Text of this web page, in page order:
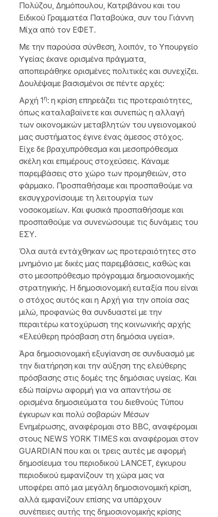
Πολύζου, Δημόπουλου, Κατριβάνου και του
Ειδικού Γραμματέα Παταβούκα, συν του Γιάννη
Μίχα από τον ΕΦΕΤ.
Με την παρούσα σύνθεση, λοιπόν, το Υπουργείο
Υγείας έκανε ορισμένα πράγματα,
αποπειράθηκε ορισμένες πολιτικές και συνεχίζει.
Δουλέψαμε βασισμένοι σε πέντε αρχές:
Αρχή 1 η: η κρίση επηρεάζει τις προτεραιότητες,
όπως καταλαβαίνετε και συνεπώς η αλλαγή
των οικονομικών μεταβλητών του υγειονομικού
μας συστήματος έγινε ένας άμεσος στόχος.
Είχε δε βραχυπρόθεσμα και μεσοπρόθεσμα
σκέλη και επιμέρους στοχεύσεις. Κάναμε
παρεμβάσεις στο χώρο των προμηθειών, στο
φάρμακο. Προσπαθήσαμε και προσπαθούμε να
εκσυγχρονίσουμε τη λειτουργία των
νοσοκομείων. Και φυσικά προσπαθήσαμε και
προσπαθούμε να συνενώσουμε τις δυνάμεις του
ΕΣΥ.
Όλα αυτά εντάχθηκαν ως προτεραιότητες στο
μνημόνιο με δικές μας παρεμβάσεις, καθώς και
στο μεσοπρόθεσμο πρόγραμμα δημοσιονομικής
στρατηγικής. Η δημοσιονομική ευταξία που είναι
ο στόχος αυτός και η Αρχή για την οποία σας
μιλώ, προφανώς θα συνδυαστεί με την
περαιτέρω κατοχύρωση της κοινωνικής αρχής
«Ελεύθερη πρόσβαση στη δημόσια υγεία».
Άρα δημοσιονομική εξυγίανση σε συνδυασμό με
την διατήρηση και την αύξηση της ελεύθερης
πρόσβασης στις δομές της δημόσιας υγείας. Και
εδώ παίρνω αφορμή για να απαντήσω σε
ορισμένα δημοσιεύματα του διεθνούς Τύπου
έγκυρων και πολύ σοβαρών Μέσων
Ενημέρωσης, αναφέρομαι στο BBC, αναφέρομαι
στους NEWS YORK TIMES και αναφέρομαι στον
GUARDIAN που και οι τρεις αυτές με αφορμή
δημοσίευμα του περιοδικού LANCET, έγκυρου
περιοδικού εμφανίζουν τη χώρα μας να
υποφέρει από μια μεγάλη δημοσιονομική κρίση,
αλλά εμφανίζουν επίσης να υπάρχουν
συνέπειες αυτής της δημοσιονομικής κρίσης